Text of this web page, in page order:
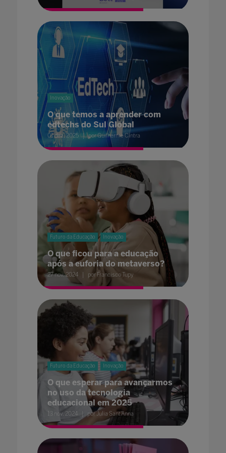
Inovação
O que temos a aprender com
edtechs do Sul Global
01 dez. 2025 por Guilherme Cintra
Futuro da Educação Inovação
O que ficou para a educação
após a euforia do metaverso?
27 nov. 2024 por Francisco Tupy
Futuro da Educação Inovação
O que esperar para avançarmos
no uso da tecnologia
educacional em 2025
13 nov. 2024 por Julia Sant'Anna